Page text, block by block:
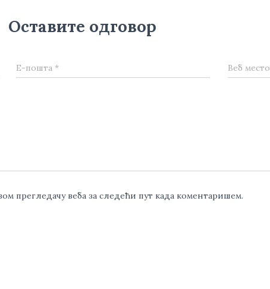
Оставите одговор
Е-пошта * Веб место
прегледачу веба за следећи пут када коментаришем.